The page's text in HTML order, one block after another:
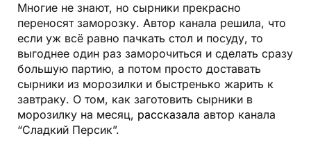
Многие не знают, но сырники прекрасно
переносят заморозку. Автор канала решила, что
если уж всё равно пачкать стол и посуду, то
выгоднее один раз заморочиться и сделать сразу
большую партию, а потом просто доставать
сырники из морозилки и быстренько жарить к
завтраку. О том, как заготовить сырники в
морозилку на месяц, рассказала автор канала
“Сладкий Персик”.